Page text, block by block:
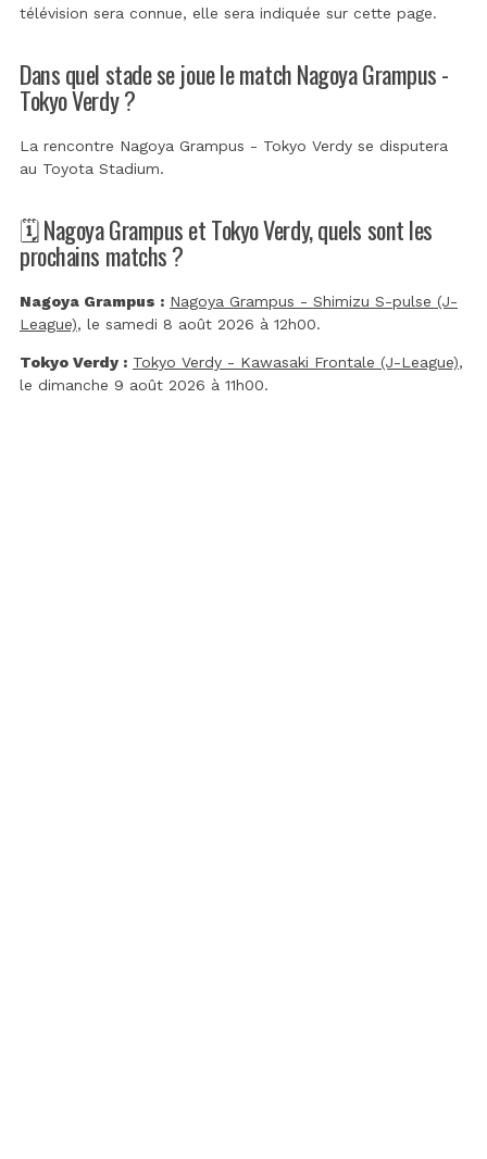
télévision sera connue, elle sera indiquée sur cette page.
Dans quel stade se joue le match Nagoya Grampus -
Tokyo Verdy ?
La rencontre Nagoya Grampus - Tokyo Verdy se disputera
au Toyota Stadium.
🗓️ Nagoya Grampus et Tokyo Verdy, quels sont les
prochains matchs ?
Nagoya Grampus : Nagoya Grampus - Shimizu S-pulse (J-
League), le samedi 8 août 2026 à 12h00.
Tokyo Verdy : Tokyo Verdy - Kawasaki Frontale (J-League),
le dimanche 9 août 2026 à 11h00.